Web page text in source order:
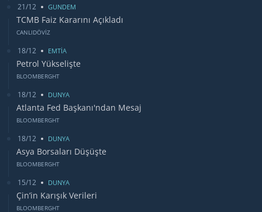
21/12 GUNDEM
TCMB Faiz Kararını Açıkladı
CANLIDÖVİZ
18/12 EMTİA
Petrol Yükselişte
BLOOMBERGHT
18/12 DUNYA
Atlanta Fed Başkanı'ndan Mesaj
BLOOMBERGHT
18/12 DUNYA
Asya Borsaları Düşüşte
BLOOMBERGHT
15/12 DUNYA
Çin’in Karışık Verileri
BLOOMBERGHT